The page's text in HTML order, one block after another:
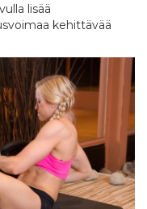
lisää
kehittävää